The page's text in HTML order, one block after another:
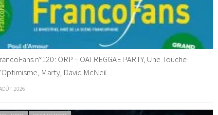
n°120 : ORP – OAI REGGAE PARTY, Une Touche
Marty, David McNeil…
2026